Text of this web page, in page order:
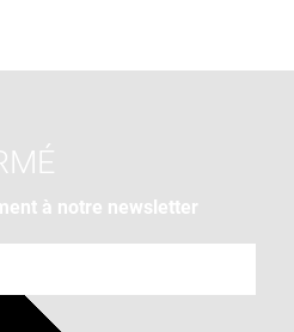
à notre newsletter